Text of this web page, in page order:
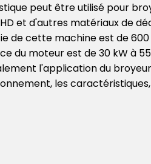
peut être utilisé pour
et d'autres matériaux de
de cette machine est de 600
du moteur est de 30 kW à
l'application du
les